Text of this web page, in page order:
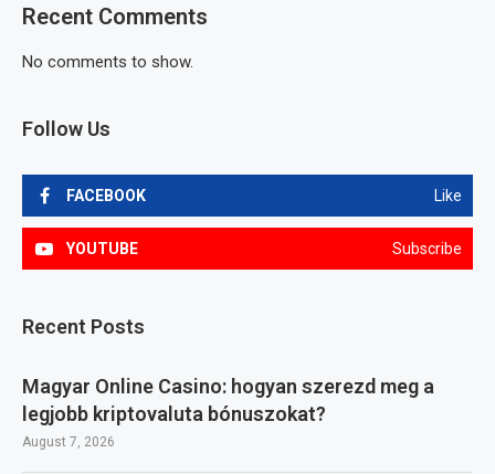
Recent Comments
No comments to show.
Follow Us
FACEBOOK Like
YOUTUBE Subscribe
Recent Posts
Magyar Online Casino: hogyan szerezd meg a
legjobb kriptovaluta bónuszokat?
August 7, 2026